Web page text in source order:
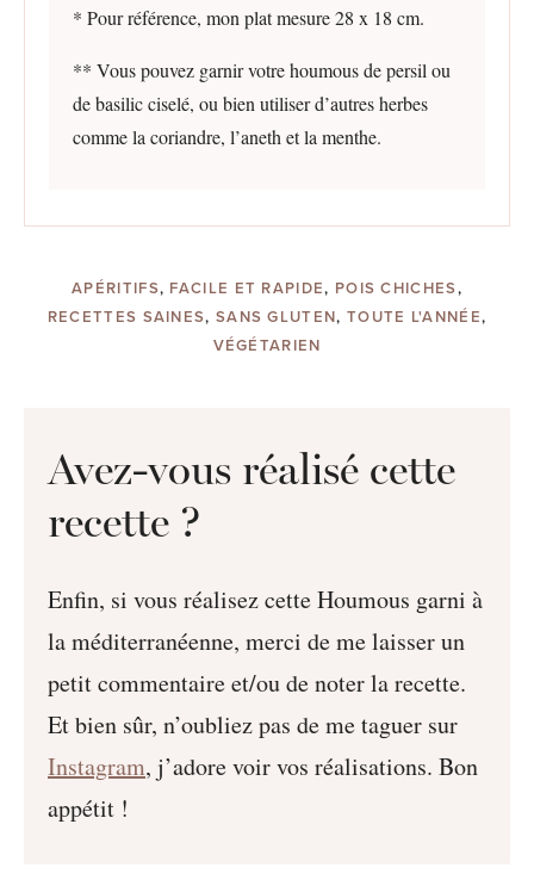
* Pour référence, mon plat mesure 28 x 18 cm.
** Vous pouvez garnir votre houmous de persil ou
de basilic ciselé, ou bien utiliser d’autres herbes
comme la coriandre, l’aneth et la menthe.
APÉRITIFS, FACILE ET RAPIDE, POIS CHICHES,
RECETTES SAINES, SANS GLUTEN, TOUTE L'ANNÉE,
VÉGÉTARIEN
Avez-vous réalisé cette
recette ?
Enfin, si vous réalisez cette Houmous garni à
la méditerranéenne, merci de me laisser un
petit commentaire et/ou de noter la recette.
Et bien sûr, n’oubliez pas de me taguer sur
Instagram, j’adore voir vos réalisations. Bon
appétit !